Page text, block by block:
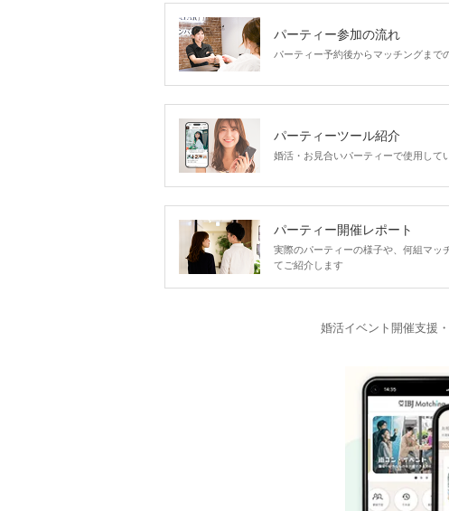
パーティー参加の流れ
パーティー予約後からマッチングまで
パーティーツール紹介
婚活・お見合いパーティーで使用して
パーティー開催レポート
実際のパーティーの様子や、何組マッ
てご紹介します
婚活イベント開催支援